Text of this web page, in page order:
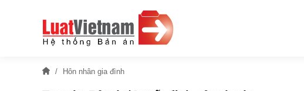
Hôn nhân gia đình